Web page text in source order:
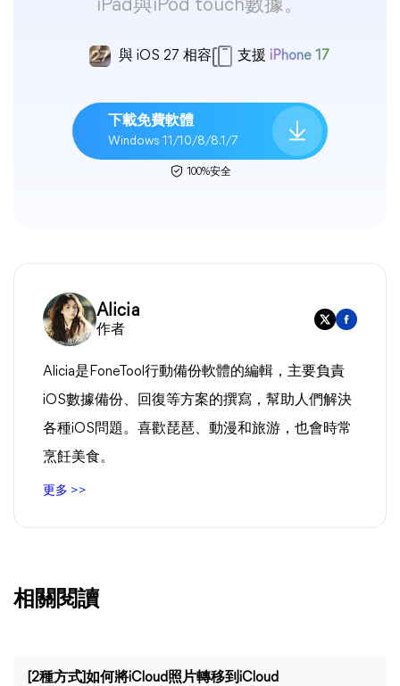
iPad與iPod touch數據。
與 iOS 27 相容 支援 iPhone 17
下載免費軟體
Windows 11/10/8/8.1/7
100%安全
Alicia
作者
Alicia是FoneTool行動備份軟體的編輯，主要負責
iOS數據備份、回復等方案的撰寫，幫助人們解決
各種iOS問題。喜歡琵琶、動漫和旅游，也會時常
烹飪美食。
更多 >>
相關閱讀
[2種方式]如何將iCloud照片轉移到iCloud